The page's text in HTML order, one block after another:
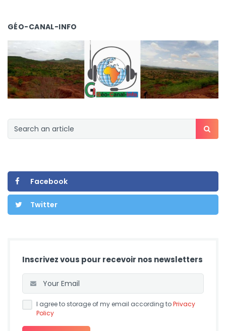
GÉO-CANAL-INFO
Facebook
Twitter
Inscrivez vous pour recevoir nos newsletters
I agree to storage of my email according toPrivacy
Policy